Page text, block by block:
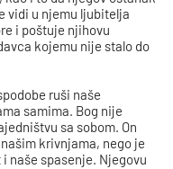
vidi u njemu ljubitelja
i poštuje njihovu
kojemu nije stalo do
ruši naše
samima. Bog nije
sa sobom. On
krivnjama, nego je
naše spasenje. Njegovu